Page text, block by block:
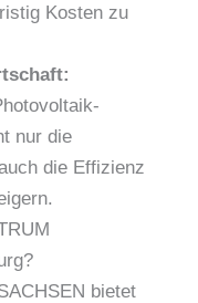
Kosten zu
nur die
die Effizienz
bietet